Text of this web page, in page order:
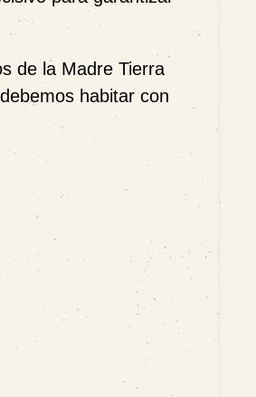
de la Madre Tierra
habitar con